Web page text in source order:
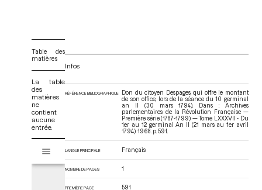
Table des
matières
La table
des
matières
ne
contient
aucune
entrée.
s
Tome LXXXVII - Du 1er au 12 germinal An II (21 mars au 1er avril 1794)
Infos
RÉFÉRENCE BIBLIOGRAPHIQUE
Don du citoyen Despages, qui offre le montant
de son office, lors de la séance du 10 germinal
an II (30 mars 1794). Dans : Archives
parlementaires de la Révolution Française —
Première série (1787-1799) — Tome LXXXVII - Du
1er au 12 germinal An II (21 mars au 1er avril
1794) . 1968. p. 591.
LANGUE PRINCIPALE Français
NOMBRE DE PAGES 1
PREMIÈRE PAGE 591